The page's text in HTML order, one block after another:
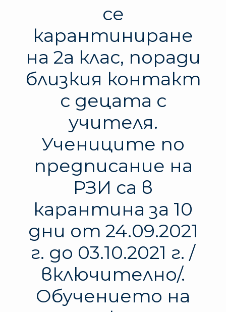
се
карантиниране
на 2а клас, поради
близкия контакт
с децата с
учителя.
Учениците по
предписание на
РЗИ са в
карантина за 10
дни от 24.09.2021
г. до 03.10.2021 г. /
включително/.
Обучението на